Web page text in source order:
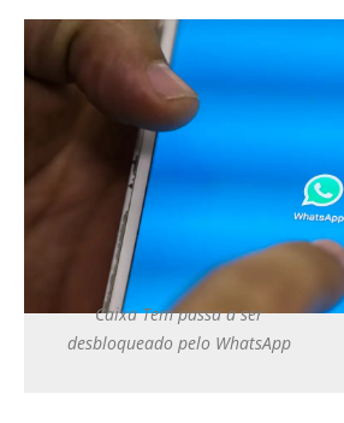
Caixa Tem passa a ser
desbloqueado pelo WhatsApp